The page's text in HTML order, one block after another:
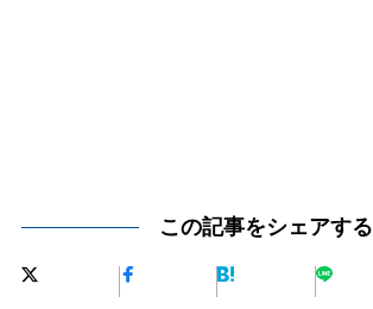
この記事をシェアする